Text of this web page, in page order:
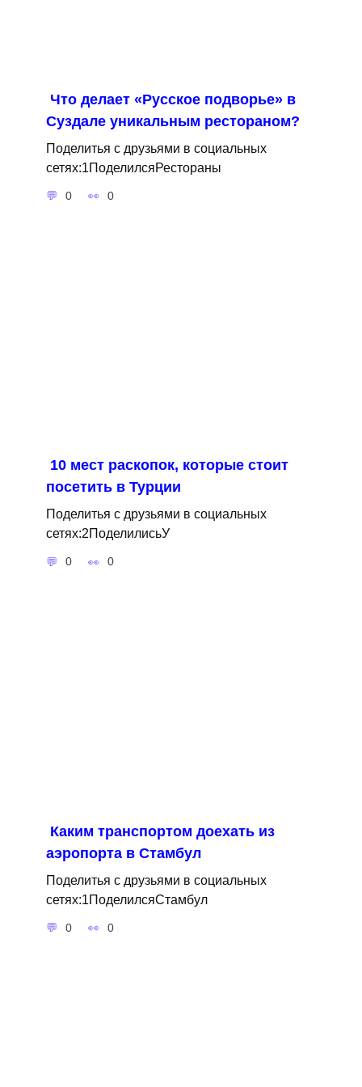
Что делает «Русское подворье» в
Суздале уникальным рестораном?
Поделитья с друзьями в социальных
сетях:1ПоделилсяРестораны
0 0
10 мест раскопок, которые стоит
посетить в Турции
Поделитья с друзьями в социальных
сетях:2ПоделилисьУ
0 0
Каким транспортом доехать из
аэропорта в Стамбул
Поделитья с друзьями в социальных
сетях:1ПоделилсяСтамбул
0 0